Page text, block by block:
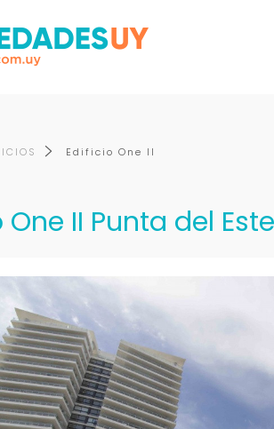
Edificio One II
II Punta del Este